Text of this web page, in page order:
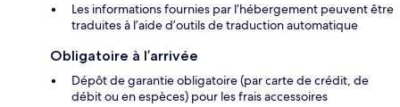
Les informations fournies par l’hébergement peuvent être
traduites à l’aide d’outils de traduction automatique
Obligatoire à l’arrivée
Dépôt de garantie obligatoire (par carte de crédit, de
débit ou en espèces) pour les frais accessoires